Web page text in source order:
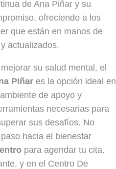
de Ana Piñar y su
ofreciendo a los
que están en manos de
actualizados.
su salud mental, el
Piñar es la opción ideal en
de apoyo y
necesarias para
sus desafíos. No
hacia el bienestar
para agendar tu cita.
y en el Centro De